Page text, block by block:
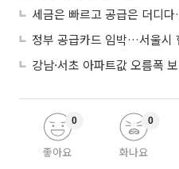
세금은 빠르고 공급은 더디
좋아요
0
화나요
0